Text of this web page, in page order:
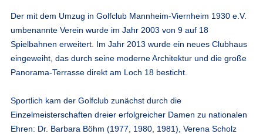
Der mit dem Umzug in Golfclub Mannheim-Viernheim 1930 e.V.
umbenannte Verein wurde im Jahr 2003 von 9 auf 18
Spielbahnen erweitert. Im Jahr 2013 wurde ein neues Clubhaus
eingeweiht, das durch seine moderne Architektur und die große
Panorama-Terrasse direkt am Loch 18 besticht.
Sportlich kam der Golfclub zunächst durch die
Einzelmeisterschaften dreier erfolgreicher Damen zu nationalen
Ehren: Dr. Barbara Böhm (1977, 1980, 1981), Verena Scholz